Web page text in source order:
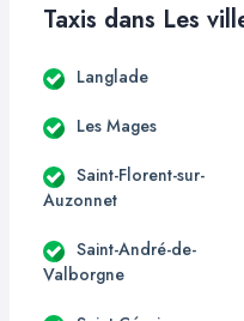
Taxis dans Les
Langlade
Les Mages
Saint-Florent-sur-
Auzonnet
Saint-André-de-
Valborgne